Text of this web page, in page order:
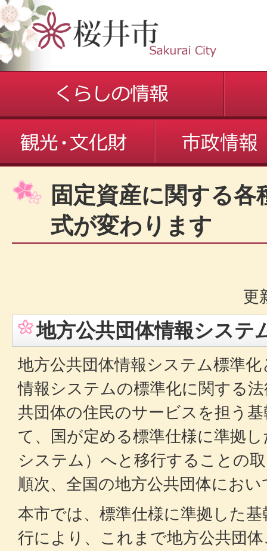
固定資産に関する各
式が変わります
更
地方公共団体情報システ
地方公共団体情報システム標準
情報システムの標準化に関する
共団体の住民のサービスを担う
て、国が定める標準仕様に準拠
システム）へと移行することの
順次、全国の地方公共団体にお
本市では、標準仕様に準拠した
行により、これまで地方公共団